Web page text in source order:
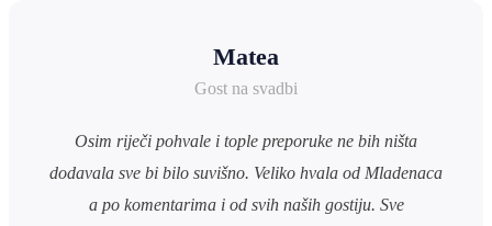
Matea
Gost na svadbi
Osim riječi pohvale i tople preporuke ne bih ništa
dodavala sve bi bilo suvišno. Veliko hvala od Mladenaca
a po komentarima i od svih naših gostiju. Sve